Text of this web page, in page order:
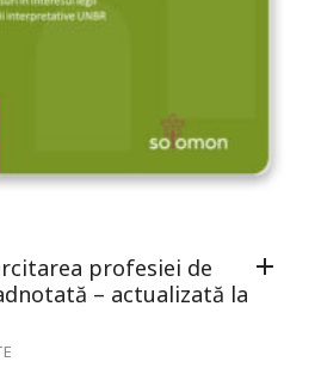
profesiei de
– actualizată la